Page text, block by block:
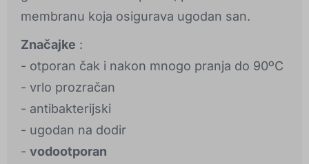
membranu koja osigurava ugodan san.
Značajke :
- otporan čak i nakon mnogo pranja do 90ºC
- vrlo prozračan
- antibakterijski
- ugodan na dodir
- vodootporan